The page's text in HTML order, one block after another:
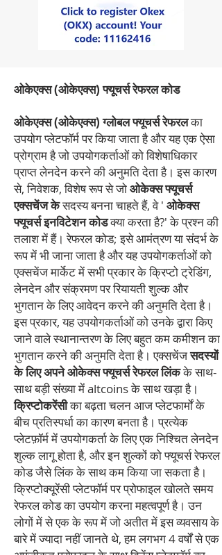
ओकेएक्स (ओकेएक्स) फ्यूचर्स रेफरल कोड
ओकेएक्स (ओकेएक्स) ग्लोबल फ्यूचर्स रेफरलका
उपयोग प्लेटफॉर्म पर किया जाता है और यह एक ऐसा
प्रोग्राम है जो उपयोगकर्ताओं को विशेषाधिकार
प्राप्त लेनदेन करने की अनुमति देता है। इस कारण
से, निवेशक, विशेष रूप से जोओकेक्स फ्यूचर्स
एक्सचेंज केसदस्य बनना चाहते हैं, वे ' ओकेक्स
फ्यूचर्स इनविटेशन कोडक्या करता है?' के प्रश्न की
तलाश में हैं। रेफरल कोड; इसे आमंत्रण या संदर्भ के
रूप में भी जाना जाता है और यह उपयोगकर्ताओं को
एक्सचेंज मार्केट में सभी प्रकार के क्रिप्टो ट्रेडिंग,
लेनदेन और संक्रमण पर रियायती शुल्क और
भुगतान के लिए आवेदन करने की अनुमति देता है।
इस प्रकार, यह उपयोगकर्ताओं को उनके द्वारा किए
जाने वाले स्थानान्तरण के लिए बहुत कम कमीशन का
भुगतान करने की अनुमति देता है। एक्सचेंजसदस्यों
के लिए अपने ओकेक्स फ्यूचर्स रेफरल लिंकके साथ-
साथ बड़ी संख्या में altcoins के साथ खड़ा है।
क्रिप्टोकरेंसीका बढ़ता चलन आज प्लेटफार्मों के
बीच प्रतिस्पर्धा का कारण बनता है। प्रत्येक
प्लेटफ़ॉर्म में उपयोगकर्ता के लिए एक निश्चित लेनदेन
शुल्क लागू होता है, और इन शुल्कों को फ्यूचर्स रेफरल
कोड जैसे लिंक के साथ कम किया जा सकता है।
क्रिप्टोक्यूरेंसी प्लेटफॉर्म पर प्रोफाइल खोलते समय
रेफरल कोड का उपयोग करना महत्वपूर्ण है। उन
लोगों में से एक के रूप में जो अतीत में इस व्यवसाय के
बारे में ज्यादा नहीं जानते थे, हम लगभग 4 वर्षों से एक